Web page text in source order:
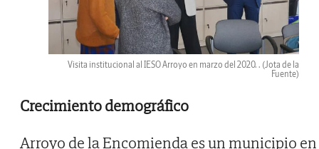
Visita institucional al IESO Arroyo en marzo del 2020. . (Jota de la
Fuente)
Crecimiento demográfico
Arroyo de la Encomienda es un municipio en